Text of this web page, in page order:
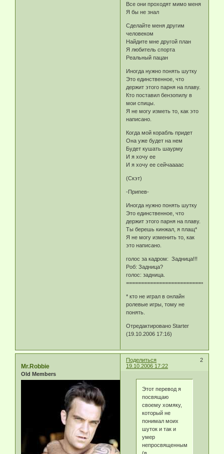
Все они проходят мимо меня
Я бы не знал
Сделайте меня другим
человеком
Найдите мне другой план
Я любитель спорта
Реальный пацан
Иногда нужно понять шутку
Это единственное, что
держит этого парня на плаву.
Кто поставил бензопилу в
мои спицы.
Я не могу изметь то, как это
написано.
Когда мой корабль придет
Она уже будет на нем
Будет кушать шаурму
И я хочу ее
И я хочу ее сейчаааас
(Скэт)
-Припев-
Иногда нужно понять шутку
Это единственное, что
держит этого парня на плаву.
Ты берешь кинжал, я плащ*
Я не могу изменить то, как
это написано.
голос за кадром: Задница!!!
Роб: Задница?
голос: задница.
============================
* кто не играл в онлайн
ролевые игры, тому не
понять.
Отредактировано Starter
(19.10.2006 17:16)
Поделиться
2
19.10.2006 17:22
Mr.Robbie
Old Members
Этот перевод я
посвящаю
своему хомяку,
который не
понимал моих
шуток и так и
умер
непросвященным.